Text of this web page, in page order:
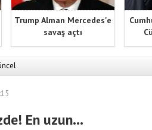
Trump Alman Mercedes'e
savaş açtı
En uzun...